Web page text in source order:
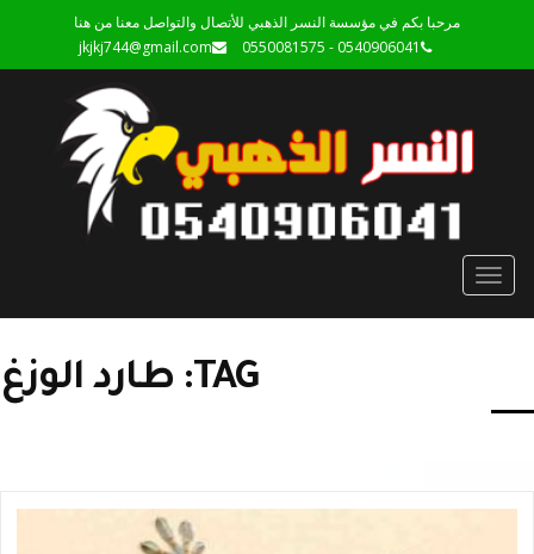
مرحبا بكم في مؤسسة النسر الذهبي للأتصال والتواصل معنا من هنا
0540906041 - 0550081575
jkjkj744@gmail.com
Toggle
TAG: طارد الوزغ